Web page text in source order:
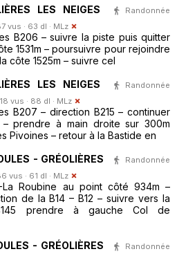
LES NEIGES
Randonnée
vus · 63 dl · MLz
B206 – suivre la piste puis quitter
1531m – poursuivre pour rejoindre
côte 1525m – suivre cel
LES NEIGES
Randonnée
vus · 88 dl · MLz
B207 – direction B215 – continuer
prendre à main droite sur 300m
Pivoines – retour à la Bastide en
- GRÉOLIÈRES
Randonnée
vus · 61 dl · MLz
Roubine au point côté 934m –
de la B14 – B12 – suivre vers la
prendre à gauche Col de
- GRÉOLIÈRES
Randonnée